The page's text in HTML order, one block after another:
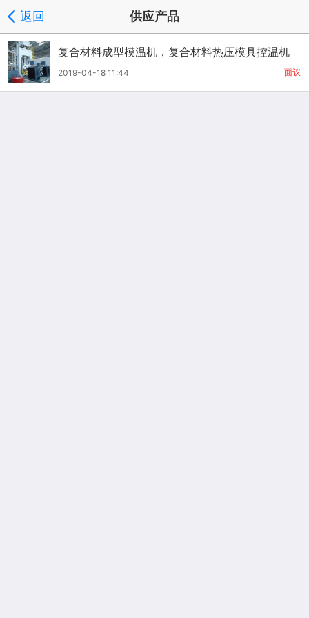
返回 供应产品
复合材料成型模温机，复合材料热压模具控温机
面议
2019-04-18 11:44